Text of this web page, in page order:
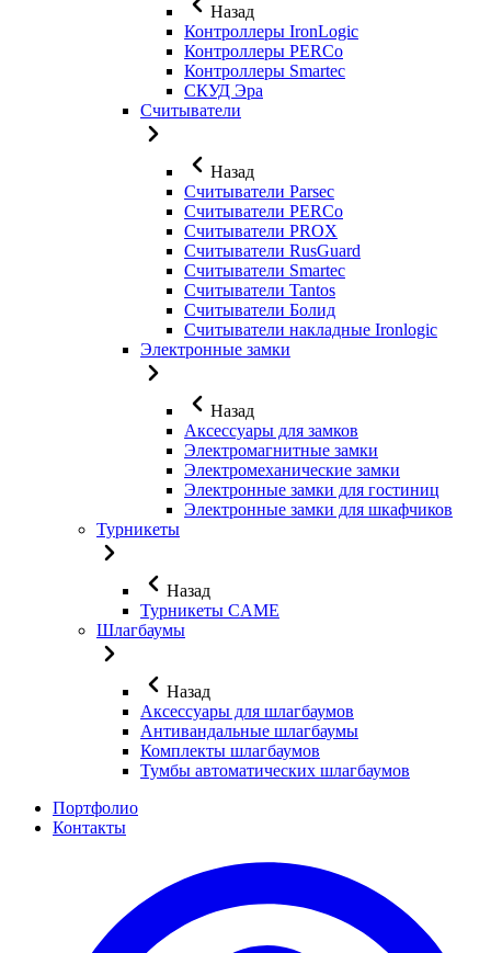
Назад
Контроллеры IronLogic
Контроллеры PERCo
Контроллеры Smartec
СКУД Эра
Считыватели
Назад
Считыватели Parsec
Считыватели PERCo
Считыватели PROX
Считыватели RusGuard
Считыватели Smartec
Считыватели Tantos
Считыватели Болид
Считыватели накладные Ironlogic
Электронные замки
Назад
Аксессуары для замков
Электромагнитные замки
Электромеханические замки
Электронные замки для гостиниц
Электронные замки для шкафчиков
Турникеты
Назад
Турникеты CAME
Шлагбаумы
Назад
Аксессуары для шлагбаумов
Антивандальные шлагбаумы
Комплекты шлагбаумов
Тумбы автоматических шлагбаумов
Портфолио
Контакты